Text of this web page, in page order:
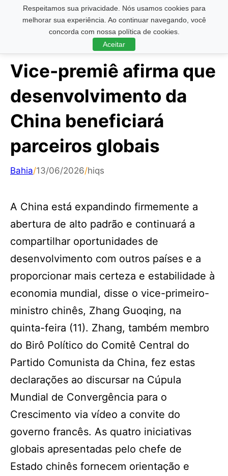
Respeitamos sua privacidade. Nós usamos cookies para
melhorar sua experiência. Ao continuar navegando, você
concorda com nossa política de cookies.
Aceitar
Pesquisar ...
Vice-premiê afirma que
desenvolvimento da
China beneficiará
parceiros globais
Bahia/13/06/2026/hiqs
A China está expandindo firmemente a
abertura de alto padrão e continuará a
compartilhar oportunidades de
desenvolvimento com outros países e a
proporcionar mais certeza e estabilidade à
economia mundial, disse o vice-primeiro-
ministro chinês, Zhang Guoqing, na
quinta-feira (11). Zhang, também membro
do Birô Político do Comitê Central do
Partido Comunista da China, fez estas
declarações ao discursar na Cúpula
Mundial de Convergência para o
Crescimento via vídeo a convite do
governo francês. As quatro iniciativas
globais apresentadas pelo chefe de
Estado chinês fornecem orientação e